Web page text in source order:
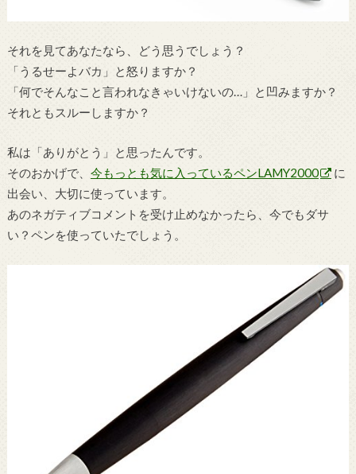
それを見てあなたなら、どう思うでしょう？
「うるせーよバカ」と怒りますか？
「何でそんなこと言われなきゃいけないの…」と凹みますか？
それともスルーしますか？
私は「ありがとう」と思ったんです。
そのおかげで、 今もっとも気に入っているペンLAMY2000
に
出会い、大切に使っています。
あのネガティブコメントを受け止めなかったら、今でもダサ
い？ペンを使っていたでしょう。